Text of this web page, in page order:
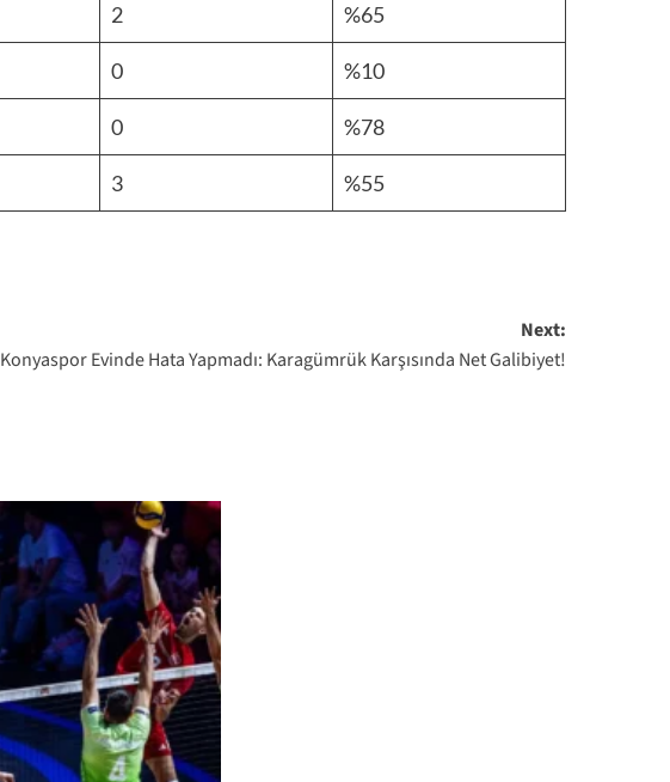
2 %65
0 %10
0 %78
3 %55
Next:
Konyaspor Evinde Hata Yapmadı: Karagümrük Karşısında Net Galibiyet!